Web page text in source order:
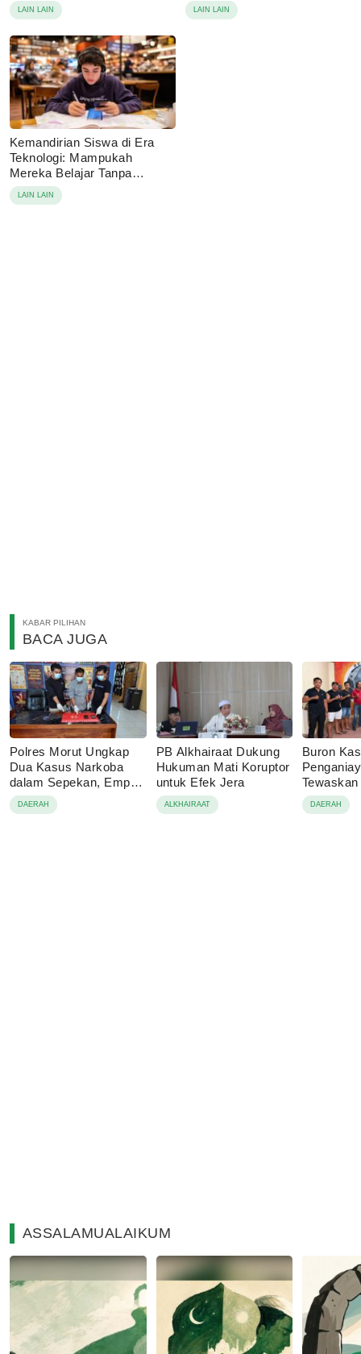
LAIN LAIN Agama
LAIN LAIN
Kemandirian Siswa di Era
Teknologi: Mampukah
Mereka Belajar Tanpa
Disuruh?
LAIN LAIN
KABAR PILIHAN
BACA JUGA
Polres Morut Ungkap
Dua Kasus Narkoba
dalam Sepekan, Empat
Pelaku Ditangkap
DAERAH
PB Alkhairaat Dukung
Hukuman Mati Koruptor
untuk Efek Jera
ALKHAIRAAT
Buron
Bahodopi
Buton
DAERAH
ASSALAMUALAIKUM